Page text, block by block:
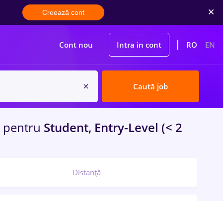
Creează cont
Cont nou Intra in cont RO EN
Caută job
pentru Student, Entry-Level (< 2
Distanță